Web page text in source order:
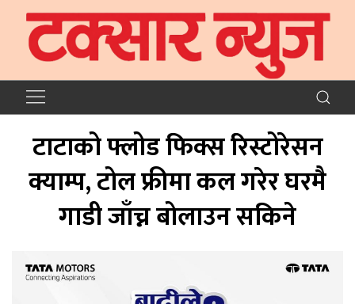
टाटाको फ्लोड फिक्स रिस्टोरेसन
क्याम्प, टोल फ्रीमा कल गरेर घरमै
गाडी जाँच्न बोलाउन सकिने